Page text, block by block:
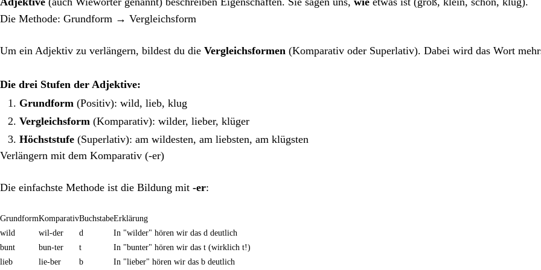
Die Methode: Grundform → Vergleichsform
Um ein Adjektiv zu verlängern, bildest du die Vergleichsformen (Komparativ oder Superlativ). Dabei wird das Wort
Die drei Stufen der Adjektive:
Grundform (Positiv): wild, lieb, klug
Vergleichsform (Komparativ): wilder, lieber, klüger
Höchststufe (Superlativ): am wildesten, am liebsten, am klügsten
Verlängern mit dem Komparativ (-er)
Die einfachste Methode ist die Bildung mit -er:
GrundformKomparativBuchstabeErklärung
wild
wil-der d
In "wilder" hören wir das d deutlich
bunt
bun-ter t
In "bunter" hören wir das t (wirklich t!)
lieb
lie-ber b In "lieber" hören wir das b deutlich